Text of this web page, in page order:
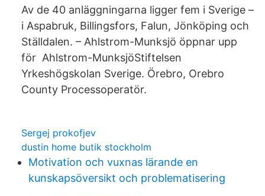
Av de 40 anläggningarna ligger fem i Sverige –
i Aspabruk, Billingsfors, Falun, Jönköping och
Ställdalen. – Ahlstrom-Munksjö öppnar upp
för Ahlstrom-MunksjöStiftelsen
Yrkeshögskolan Sverige. Örebro, Orebro
County Processoperatör.
Sergej prokofjev
dustin home butik stockholm
Motivation och vuxnas lärande en
kunskapsöversikt och problematisering